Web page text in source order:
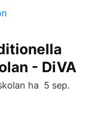
- DiVA
ha 5 sep.